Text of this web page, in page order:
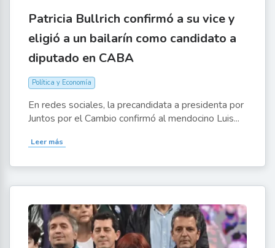
Patricia Bullrich confirmó a su vice y
eligió a un bailarín como candidato a
diputado en CABA
Política y Economía
En redes sociales, la precandidata a presidenta por
Juntos por el Cambio confirmó al mendocino Luis...
Leer más